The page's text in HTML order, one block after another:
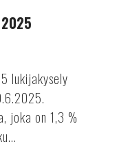
lukijakysely
joka on 1,3 %